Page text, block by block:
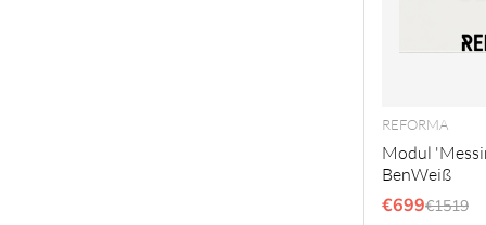
REFORMA
Modul
BenWeiß
€699€1519